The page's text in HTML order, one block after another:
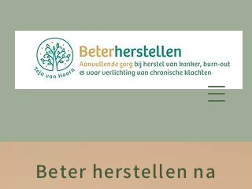
Beter herstellen na